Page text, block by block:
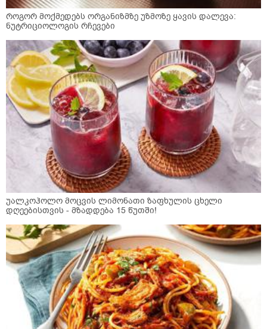
როგორ მოქმედებს ორგანიზმზე უზმოზე ყავის დალევა:
ნუტრიციოლოგის რჩევები
უალკოჰოლო მოცვის ლიმონათი ზაფხულის ცხელი
დღეებისთვის - მზადდება 15 წუთში!